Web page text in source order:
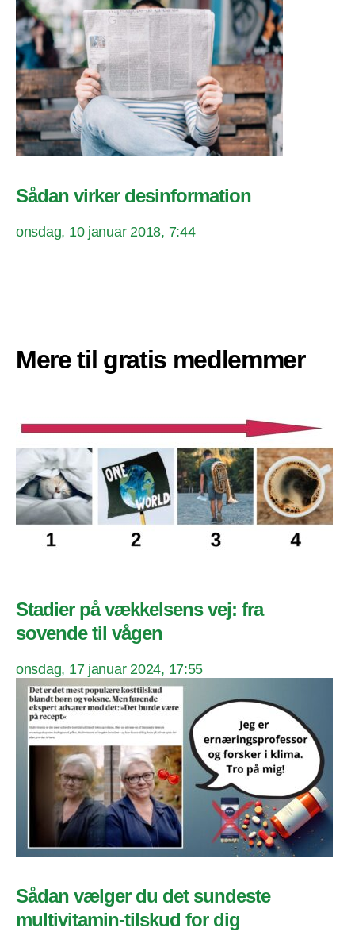
Sådan virker desinformation
onsdag, 10 januar 2018, 7:44
Mere til gratis medlemmer
Stadier på vækkelsens vej: fra
sovende til vågen
onsdag, 17 januar 2024, 17:55
Sådan vælger du det sundeste
multivitamin-tilskud for dig